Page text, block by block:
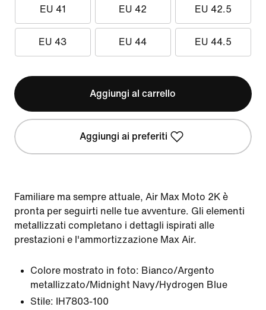
EU 41 EU 42 EU 42.5
EU 43 EU 44 EU 44.5
Aggiungi al carrello
Aggiungi ai preferiti
Familiare ma sempre attuale, Air Max Moto 2K è
pronta per seguirti nelle tue avventure. Gli elementi
metallizzati completano i dettagli ispirati alle
prestazioni e l'ammortizzazione Max Air.
Colore mostrato in foto: Bianco/Argento
metallizzato/Midnight Navy/Hydrogen Blue
Stile:
IH7803-100